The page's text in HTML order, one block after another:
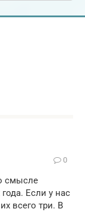
0
смысле
Если у нас
всего три. В